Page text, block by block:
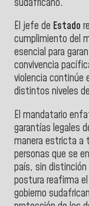
El jefe de Estado
cumplimiento del
esencial para
convivencia
violencia continúe
distintos niveles
El mandatario
garantías legales
manera estricta a
personas que se
país, sin
postura reafirma
gobierno